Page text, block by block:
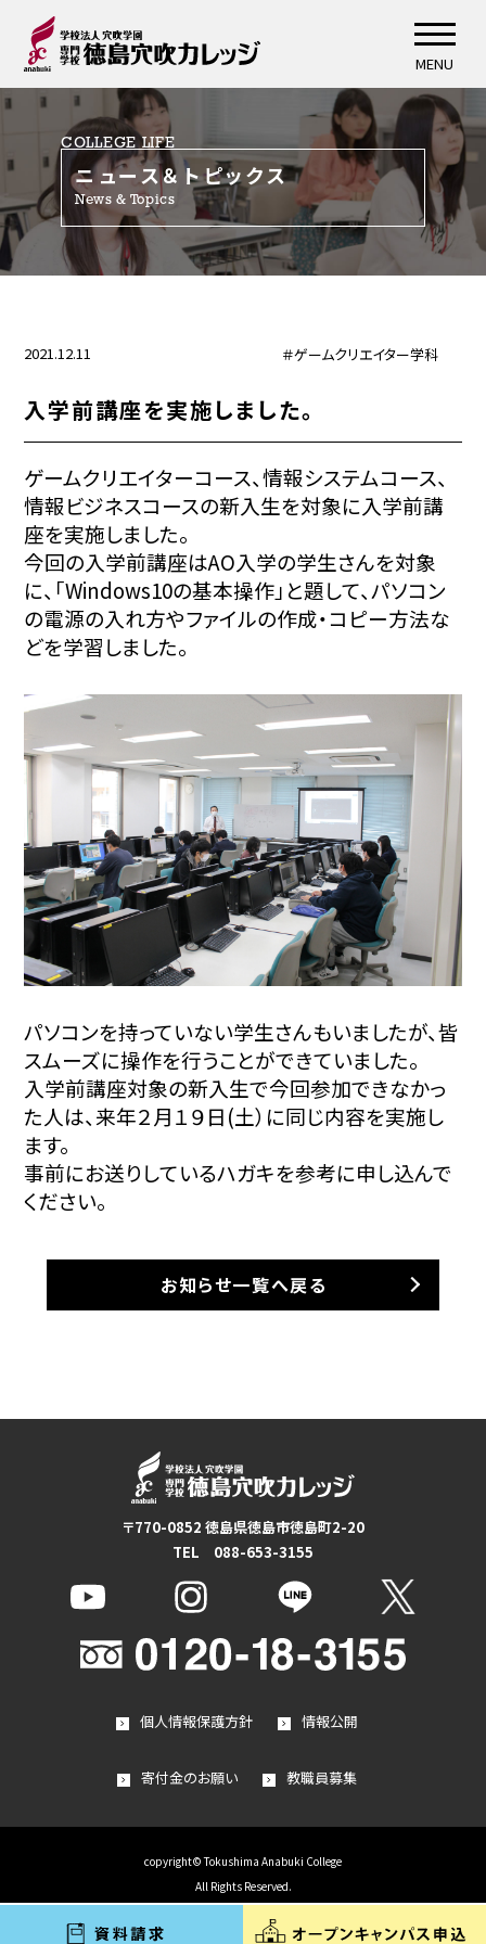
MENU
COLLEGE LIFE
ニュース＆トピックス
News & Topics
2021.12.11 ＃ゲームクリエイター学科
入学前講座を実施しました。
ゲームクリエイターコース、情報システムコース、
情報ビジネスコースの新入生を対象に入学前講
座を実施しました。
今回の入学前講座はAO入学の学生さんを対象
に、「Windows10の基本操作」と題して、パソコン
の電源の入れ方やファイルの作成・コピー方法な
どを学習しました。
パソコンを持っていない学生さんもいましたが、皆
スムーズに操作を行うことができていました。
入学前講座対象の新入生で今回参加できなかっ
た人は、来年２月１９日(土）に同じ内容を実施し
ます。
事前にお送りしているハガキを参考に申し込んで
ください。
お知らせ一覧へ戻る
〒770-0852 徳島県徳島市徳島町2-20
TEL 088-653-3155
個人情報保護方針 情報公開
寄付金のお願い 教職員募集
copyright© Tokushima Anabuki College
All Rights Reserved.